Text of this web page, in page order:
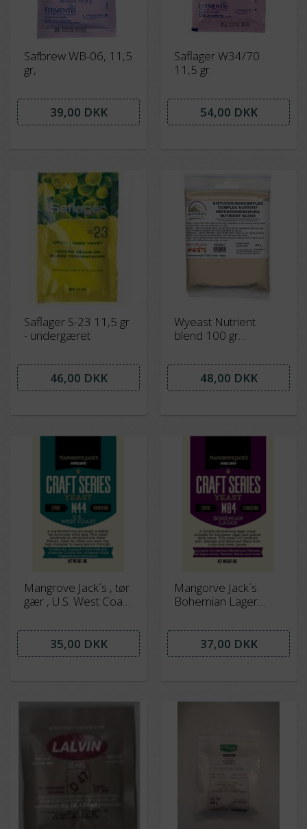
Safbrew WB-06, 11,5
gr,
39,00 DKK
Saflager W34/70
11,5 gr.
54,00 DKK
Saflager S-23 11,5 gr
- undergæret
46,00 DKK
Wyeast Nutrient
blend 100 gr
levering
48,00 DKK
Mangrove Jack´s , tør
gær , U.S. West Coast
35,00 DKK
Mangorve Jack´s
Bohemian Lager
37,00 DKK